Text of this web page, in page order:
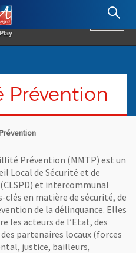
Angers.fr : Retour à l'accueil
Prévention
Prévention (MMTP) est un
Local de Sécurité et de
et intercommunal
clés en matière de sécurité, de
de la délinquance. Elles
les acteurs de l’Etat, des
partenaires locaux (forces
justice, bailleurs,